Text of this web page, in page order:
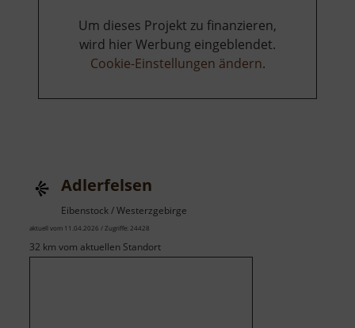
Um dieses Projekt zu finanzieren,
wird hier Werbung eingeblendet.
Cookie-Einstellungen ändern.
Adlerfelsen
Eibenstock / Westerzgebirge
aktuell vom 11.04.2026 / Zugriffe: 24428
32 km vom aktuellen Standort